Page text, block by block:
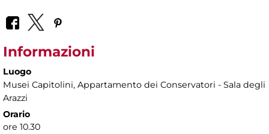
Informazioni
Luogo
Musei Capitolini, Appartamento dei Conservatori - Sala degli
Arazzi
Orario
ore 10.30